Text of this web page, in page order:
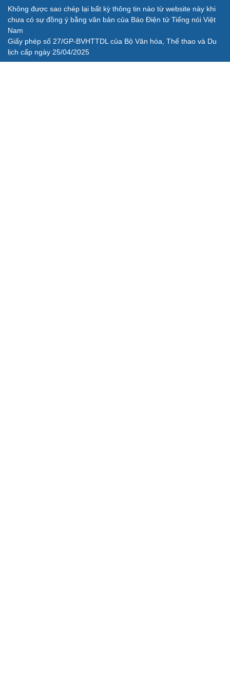
Không được sao chép lại bất kỳ thông tin nào từ website này khi
chưa có sự đồng ý bằng văn bản của Báo Điện tử Tiếng nói Việt
Nam
Giấy phép số 27/GP-BVHTTDL của Bộ Văn hóa, Thể thao và Du
lịch cấp ngày 25/04/2025